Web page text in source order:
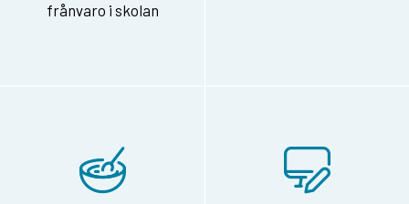
frånvaro i skolan